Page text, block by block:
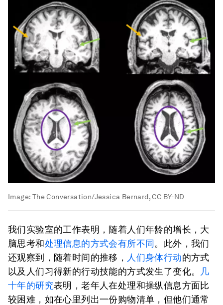
Image: The Conversation/Jessica Bernard, CC BY-ND
我们实验室的工作表明，随着人们年龄的增长，大
脑思考和处理信息的方式会有所不同。此外，我们
还观察到，随着时间的推移， 人们身体行动的方式
以及人们习得新的行动技能的方式发生了变化。
几
十年的研究表明，老年人在处理和操纵信息方面比
较困难，如在心里列出一份购物清单，但他们通常